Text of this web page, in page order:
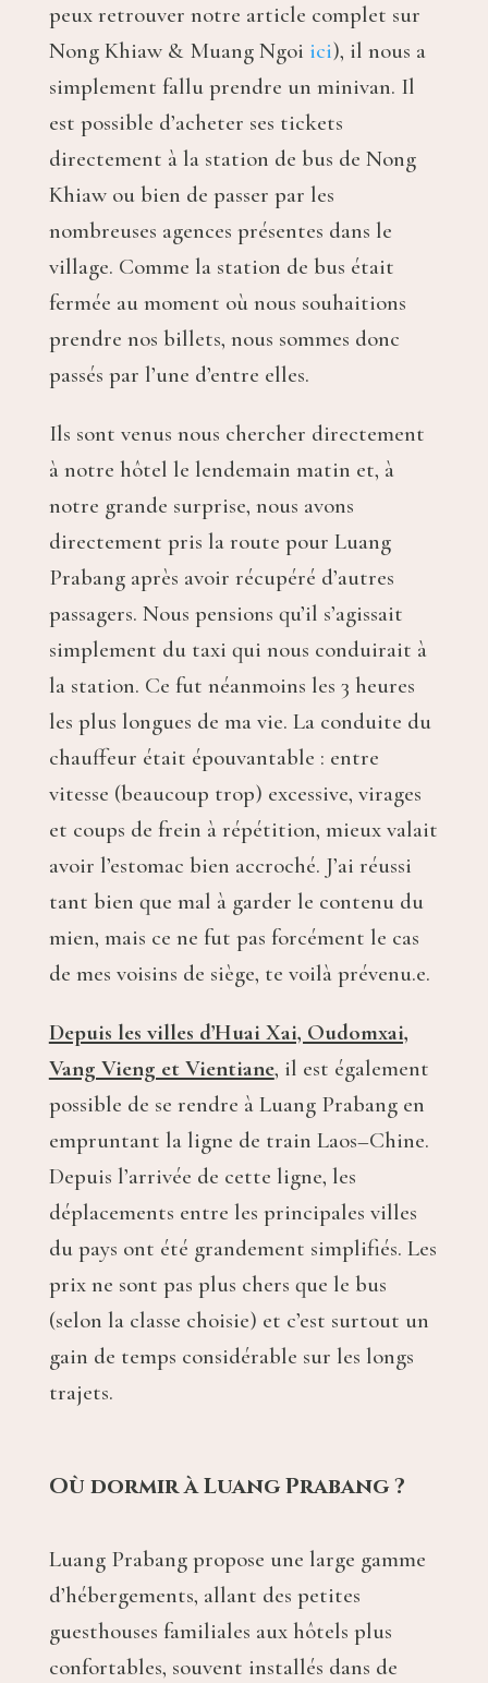
peux retrouver notre article complet sur
Nong Khiaw & Muang Ngoi ici), il nous a
simplement fallu prendre un minivan. Il
est possible d’acheter ses tickets
directement à la station de bus de Nong
Khiaw ou bien de passer par les
nombreuses agences présentes dans le
village. Comme la station de bus était
fermée au moment où nous souhaitions
prendre nos billets, nous sommes donc
passés par l’une d’entre elles.
Ils sont venus nous chercher directement
à notre hôtel le lendemain matin et, à
notre grande surprise, nous avons
directement pris la route pour Luang
Prabang après avoir récupéré d’autres
passagers. Nous pensions qu’il s’agissait
simplement du taxi qui nous conduirait à
la station. Ce fut néanmoins les 3 heures
les plus longues de ma vie. La conduite du
chauffeur était épouvantable : entre
vitesse (beaucoup trop) excessive, virages
et coups de frein à répétition, mieux valait
avoir l’estomac bien accroché. J’ai réussi
tant bien que mal à garder le contenu du
mien, mais ce ne fut pas forcément le cas
de mes voisins de siège, te voilà prévenu.e.
Depuis les villes d’Huai Xai, Oudomxai,
Vang Vieng et Vientiane, il est également
possible de se rendre à Luang Prabang en
empruntant la ligne de train Laos–Chine.
Depuis l’arrivée de cette ligne, les
déplacements entre les principales villes
du pays ont été grandement simplifiés. Les
prix ne sont pas plus chers que le bus
(selon la classe choisie) et c’est surtout un
gain de temps considérable sur les longs
trajets.
Où dormir à Luang Prabang ?
Luang Prabang propose une large gamme
d’hébergements, allant des petites
guesthouses familiales aux hôtels plus
confortables, souvent installés dans de